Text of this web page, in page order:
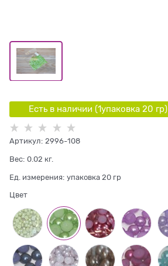
Есть в наличии (1упаковка 20 гр)
Артикул: 2996-108
Вес: 0.02 кг.
Ед. измерения: упаковка 20 гр
Цвет